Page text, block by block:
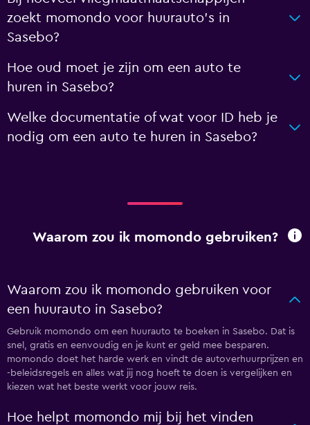
zoekt momondo voor huurauto's in
Sasebo?
Hoe oud moet je zijn om een auto te
huren in Sasebo?
Welke documentatie of wat voor ID heb je
nodig om een auto te huren in Sasebo?
Waarom zou ik momondo gebruiken?
Waarom zou ik momondo gebruiken voor
een huurauto in Sasebo?
Gebruik momondo om een huurauto te boeken in Sasebo. Dat is
snel, gratis en eenvoudig en je kunt er geld mee besparen.
momondo doet het harde werk en vindt de autoverhuurprijzen en
-beleidsregels en alles wat jij nog hoeft te doen is vergelijken en
kiezen wat het beste werkt voor jouw reis.
Hoe helpt momondo mij bij het vinden